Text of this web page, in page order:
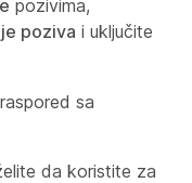
pozivima,
poziva i uključite
sa
da koristite za